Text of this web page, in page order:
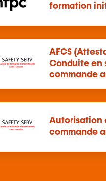
formation
AFCS
Conduite en
commande
Autorisation
commande